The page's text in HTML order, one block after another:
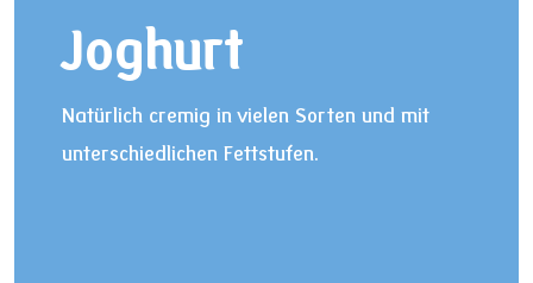
Joghurt
Natürlich cremig in vielen Sorten und mit
unterschiedlichen Fettstufen.